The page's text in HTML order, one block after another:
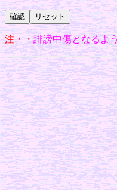
注・・誹謗中傷となるよ